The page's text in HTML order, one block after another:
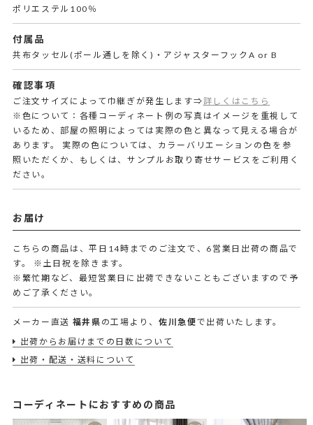
ポリエステル100％
付属品
共布タッセル(ポール通しを除く)・アジャスターフックA or B
確認事項
ご注文サイズによって巾継ぎが発生します⇒詳しくはこちら
※色について：各種コーディネート例の写真はイメージを重視して
いるため、部屋の照明によっては実際の色と異なって見える場合が
あります。 実際の色については、カラーバリエーションの色を参
照いただくか、もしくは、サンプルお取り寄せサービスをご利用く
ださい。
お届け
こちらの商品は、平日14時までのご注文で、6営業日出荷の商品で
す。
※土日祝を除きます。
※繁忙期など、最短営業日に出荷できないこともございますので予
めご了承ください。
メーカー直送 福井県 の工場より、 佐川急便で出荷いたします。
出荷からお届けまでの日数について
出荷・配送・送料について
コーディネートにおすすめの商品